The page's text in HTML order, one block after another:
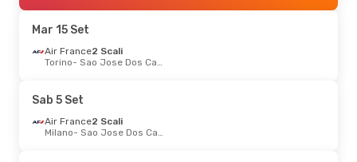
Sao Jose Dos Campos - Firenze
Mar 15 Set
Air France2 Scali
Torino
- Sao Jose Dos Campos
Sab 5 Set
Air France2 Scali
Milano
- Sao Jose Dos Campos